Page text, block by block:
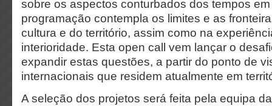
sobre os aspectos conturbados dos tempos
programação contempla os limites e as
cultura e do território, assim como na
interioridade. Esta open call vem lançar o
expandir estas questões, a partir do ponto de
internacionais que residem atualmente em
A seleção dos projetos será feita pela equipa